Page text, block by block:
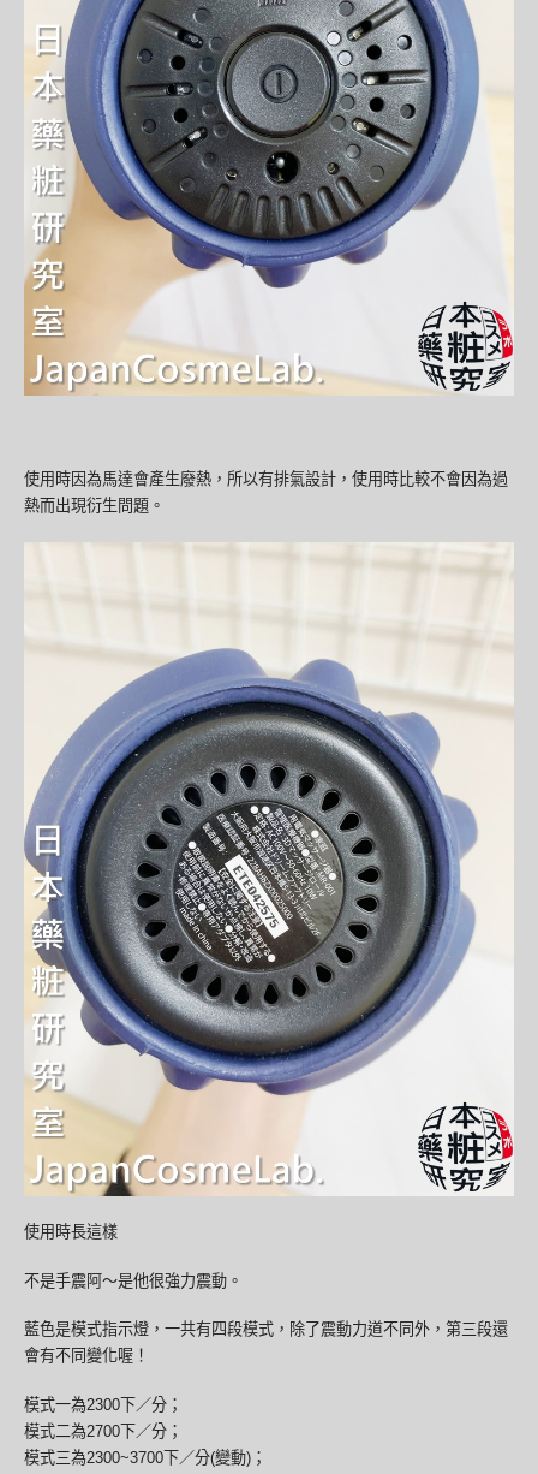
使用時因為馬達會產生廢熱，所以有排氣設計，使用時比較不會因為過
熱而出現衍生問題。
使用時長這樣
不是手震阿～是他很強力震動。
藍色是模式指示燈，一共有四段模式，除了震動力道不同外，第三段還
會有不同變化喔！
模式一為2300下／分；
模式二為2700下／分；
模式三為2300~3700下／分(變動)；